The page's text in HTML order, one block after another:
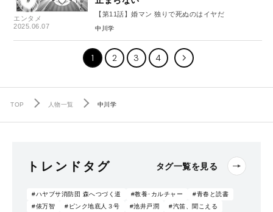
エンタメ
2025.06.07
【第11話】婚マン 独りで死ぬのはイヤだ
中川学
1 2 3 4
TOP 人物一覧 中川学
トレンドタグ タグ一覧を見る
#ハヤブサ消防団 森へつづく道 #教養･カルチャー
#青春と読書
#俵万智
#ピンク地底人３号 #池井戸潤
#汽笛、聞こえる